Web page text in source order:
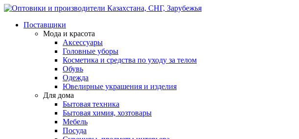
Поставщики
Мода и красота
Аксессуары
Головные уборы
Косметика и средства по уходу за телом
Обувь
Одежда
Ювелирные украшения и изделия
Для дома
Бытовая техника
Бытовая химия, хозтовары
Мебель
Посуда